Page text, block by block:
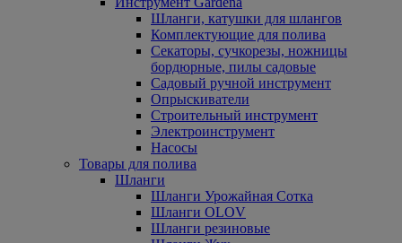
Шланги, катушки для шлангов
Комплектующие для полива
Секаторы, сучкорезы, ножницы
бордюрные, пилы садовые
Садовый ручной инструмент
Опрыскиватели
Строительный инструмент
Электроинструмент
Насосы
Товары для полива
Шланги
Шланги Урожайная Сотка
Шланги OLOV
Шланги резиновые